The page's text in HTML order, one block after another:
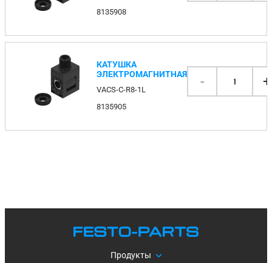
8135908
КАТУШКА
ЭЛЕКТРОМАГНИТНАЯ
VACS-C-R8-1L
8135905
- 1 +
Продукты